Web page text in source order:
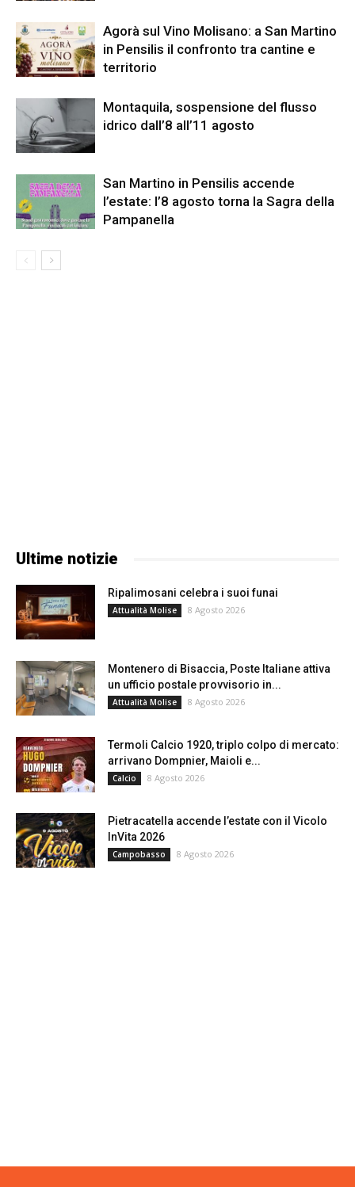
Agorà sul Vino Molisano: a San Martino
in Pensilis il confronto tra cantine e
territorio
Montaquila, sospensione del flusso
idrico dall’8 all’11 agosto
San Martino in Pensilis accende
l’estate: l’8 agosto torna la Sagra della
Pampanella
Ultime notizie
Ripalimosani celebra i suoi funai
Attualità Molise 8 Agosto 2026
Montenero di Bisaccia, Poste Italiane attiva
un ufficio postale provvisorio in...
Attualità Molise 8 Agosto 2026
Termoli Calcio 1920, triplo colpo di mercato:
arrivano Dompnier, Maioli e...
Calcio 8 Agosto 2026
Pietracatella accende l’estate con il Vicolo
InVita 2026
Campobasso 8 Agosto 2026